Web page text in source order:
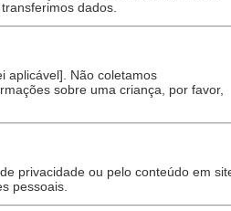
dados.
aplicável]. Não coletamos
sobre uma criança, por favor,
privacidade ou pelo conteúdo em
pessoais.